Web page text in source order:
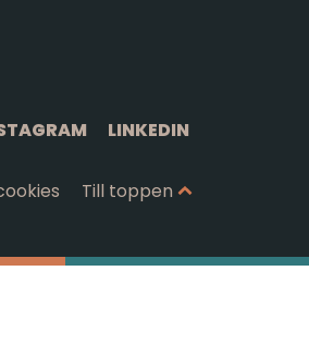
LINKEDIN
Till toppen